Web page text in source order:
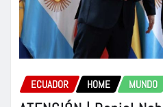
ECUADOR HOME MUNDO